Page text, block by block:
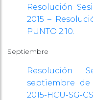
Resolución
2015 –
PUNTO 2.10.
Septiembre
Resolución
septiembre de
2015-HCU-SG-